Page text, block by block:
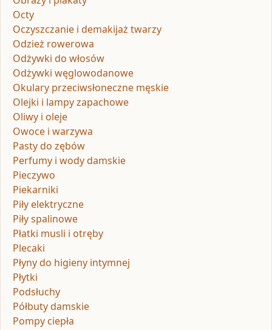
Octy
Oczyszczanie i demakijaż twarzy
Odzież rowerowa
Odżywki do włosów
Odżywki węglowodanowe
Okulary przeciwsłoneczne męskie
Olejki i lampy zapachowe
Oliwy i oleje
Owoce i warzywa
Pasty do zębów
Perfumy i wody damskie
Pieczywo
Piekarniki
Piły elektryczne
Piły spalinowe
Płatki musli i otręby
Plecaki
Płyny do higieny intymnej
Płytki
Podsłuchy
Półbuty damskie
Pompy ciepła